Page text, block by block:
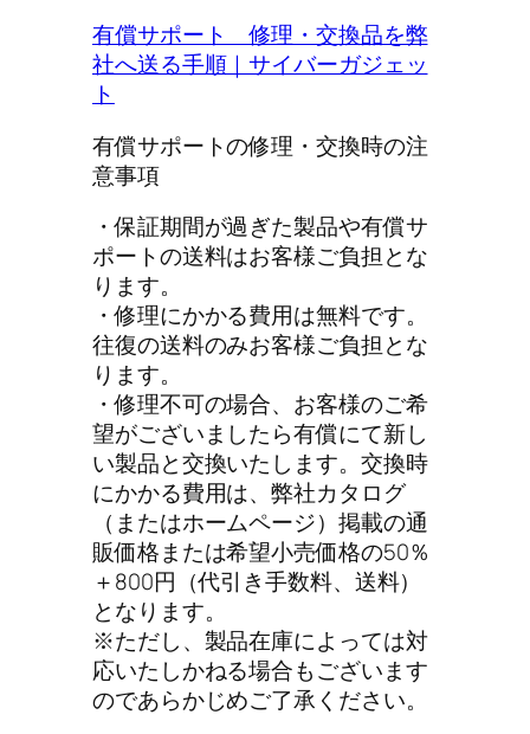
有償サポート 修理・交換品を弊
社へ送る手順｜サイバーガジェッ
ト
有償サポートの修理・交換時の注
意事項
・保証期間が過ぎた製品や有償サ
ポートの送料はお客様ご負担とな
ります。
・修理にかかる費用は無料です。
往復の送料のみお客様ご負担とな
ります。
・修理不可の場合、お客様のご希
望がございましたら有償にて新し
い製品と交換いたします。交換時
にかかる費用は、弊社カタログ
（またはホームページ）掲載の通
販価格または希望小売価格の50％
＋800円（代引き手数料、送料）
となります。
※ただし、製品在庫によっては対
応いたしかねる場合もございます
のであらかじめご了承ください。